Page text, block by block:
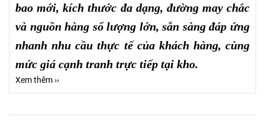
bao mới, kích thước đa dạng, đường may chắc
và nguồn hàng số lượng lớn, sẵn sàng đáp ứng
nhanh nhu cầu thực tế của khách hàng, cùng
mức giá cạnh tranh trực tiếp tại kho.
Xem thêm ››